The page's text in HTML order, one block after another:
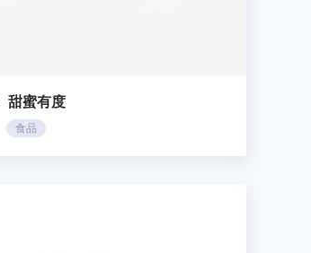
甜蜜有度
食品